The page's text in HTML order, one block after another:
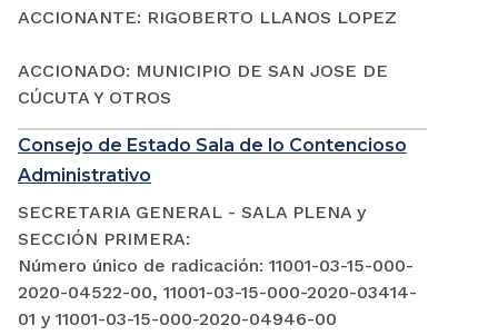
ACCIONANTE: RIGOBERTO LLANOS LOPEZ
ACCIONADO: MUNICIPIO DE SAN JOSE DE
CÚCUTA Y OTROS
Consejo de Estado Sala de lo Contencioso
Administrativo
SECRETARIA GENERAL - SALA PLENA y
SECCIÓN PRIMERA:
Número único de radicación: 11001-03-15-000-
2020-04522-00, 11001-03-15-000-2020-03414-
01 y 11001-03-15-000-2020-04946-00